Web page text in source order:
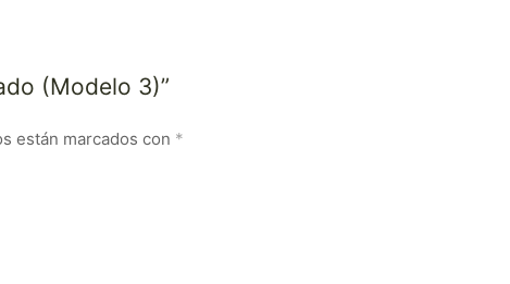
(Modelo 3)”
están marcados con *